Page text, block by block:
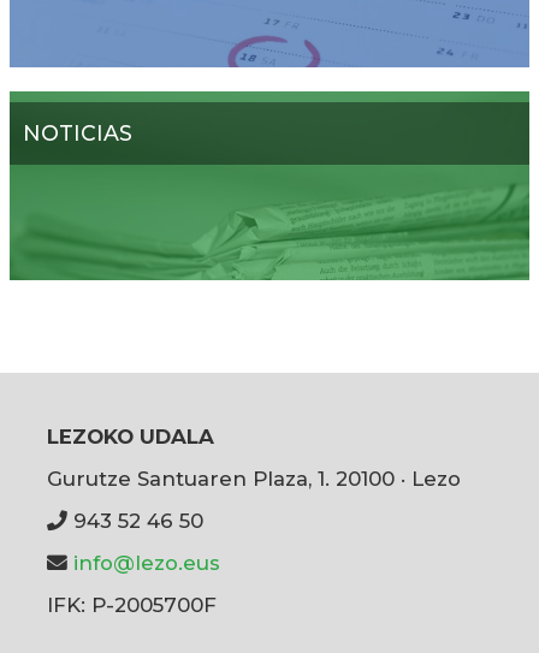
NOTICIAS
LEZOKO UDALA
Gurutze Santuaren Plaza, 1. 20100 · Lezo
943 52 46 50
info@lezo.eus
IFK: P-2005700F